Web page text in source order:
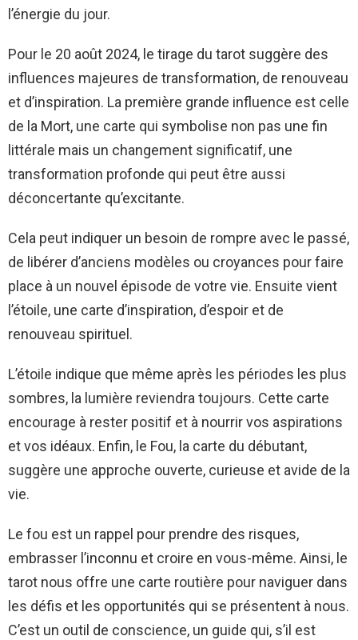
l’énergie du jour.
Pour le 20 août 2024, le tirage du tarot suggère des
influences majeures de transformation, de renouveau
et d’inspiration. La première grande influence est celle
de la Mort, une carte qui symbolise non pas une fin
littérale mais un changement significatif, une
transformation profonde qui peut être aussi
déconcertante qu’excitante.
Cela peut indiquer un besoin de rompre avec le passé,
de libérer d’anciens modèles ou croyances pour faire
place à un nouvel épisode de votre vie. Ensuite vient
l’étoile, une carte d’inspiration, d’espoir et de
renouveau spirituel.
L’étoile indique que même après les périodes les plus
sombres, la lumière reviendra toujours. Cette carte
encourage à rester positif et à nourrir vos aspirations
et vos idéaux. Enfin, le Fou, la carte du débutant,
suggère une approche ouverte, curieuse et avide de la
vie.
Le fou est un rappel pour prendre des risques,
embrasser l’inconnu et croire en vous-même. Ainsi, le
tarot nous offre une carte routière pour naviguer dans
les défis et les opportunités qui se présentent à nous.
C’est un outil de conscience, un guide qui, s’il est